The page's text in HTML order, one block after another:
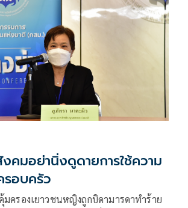
ลุ่มนี้ต้องออกจากการเรียนกลางคันและการ
คมอย่านิ่งดูดายการใช้ความ
รอบครัว
ครองเยาวชนหญิงถูกบิดามารดาทำร้าย